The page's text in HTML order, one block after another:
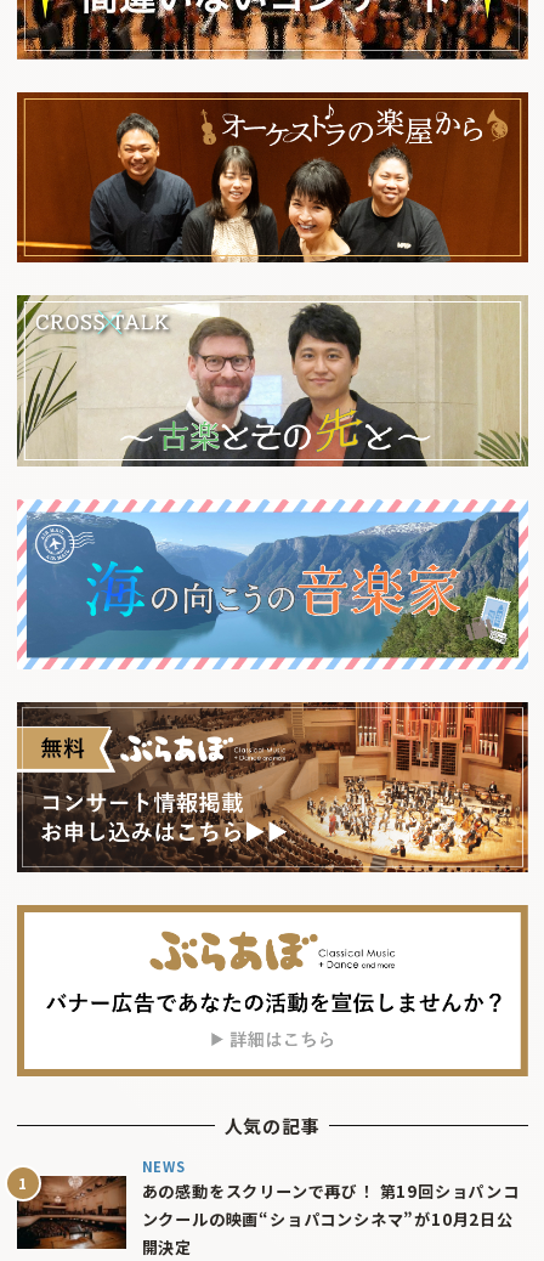
人気の記事
NEWS
あの感動をスクリーンで再び！ 第19回ショパンコ
ンクールの映画“ショパコンシネマ”が10月2日公
開決定